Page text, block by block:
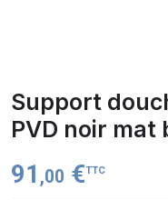
Support
PVD noir mat
91 ,00 €TTC